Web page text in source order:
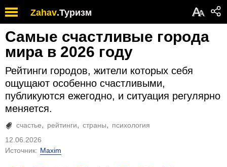
Zahav.Туризм АА
Самые счастливые города
мира в 2026 году
Рейтинги городов, жители которых себя
ощущают особенно счастливыми,
публикуются ежегодно, и ситуация регулярно
меняется.
счастье рейтинги страны
психология
12.06.2026
Источник: Maxim